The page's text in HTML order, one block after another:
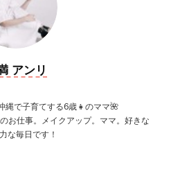
アンリ
縄で子育てする6歳👧のママ🌺
お仕事。メイクアップ。ママ。好きな
な毎日です！